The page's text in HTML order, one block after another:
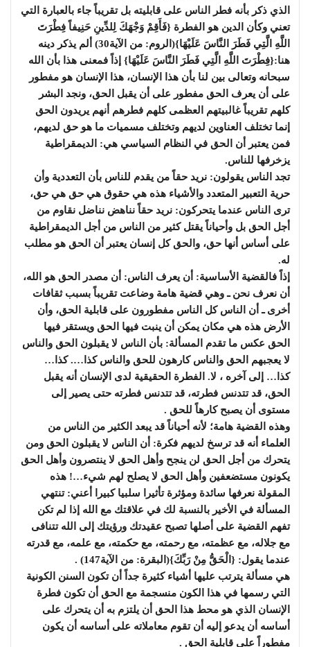
الذي ذكر بأنه فطر الناس على قابليته بل تقريباً جاء بالعبارة التي
تعني وكأن الدين هو الفطرة {فَأَقِمْ وَجْهَكَ لِلدِّينِ حَنِيفاً فِطْرَتَ
اللَّهِ الَّتِي فَطَرَ النَّاسَ عَلَيْهَا}(الروم: من الآية30) ألم يذكر دينه
هنا:{فِطْرَتَ اللَّهِ الَّتِي فَطَرَ النَّاسَ عَلَيْهَا} إذاً فمعنى هذا بأن الله
سبحانه وتعالى بين لنا بأن هذا الإنسان، هذا الإنسان هو مفطور
على أن يعرف الحق مفطور على أن يقبل الحق، ونجد البشر
كلهم تقريباً غالبيتهم العظمى كلهم فطرهم أنهم يريدون الحق
إنما تختلف العناوين لديهم وتختلف مسميات ما هو حق لديهم،
فمن يعتبر أن الحق في النظام السياسي هي: الديمقراطية
يزخرفها للناس.
تجد الناس يقولون: نريد حقاً من يقدم للناس بأن التعددية وأن
حرية التعبير المتعدد والأشياء هذه هي حقوق هي حق هي حق،
ترى الناس عندما يتحركون: نريد حقاً نناهض نناضل نقاوم من
أجل الحق بل وأحياناً يقتل كثير من الناس من أجل الديمقراطية
على أساس أنها حق، والحق كل إنسان يعتبر أن الحق هو مطلب
له.
إذاً فالقضية الأساسية: أن يعرف الناس: أن مصدر الحق هو الله،
أن نعرف نحن ـ وهي قضية هامة وضاعت تقريباً بسبب ثقافات
أخرى ـ أن الناس كل الناس مفطورون على قابلية الحق، وأن
الأرض هذه هي مكان يمكن أن ينبت فيها الحق ويستقر فيها
الحق عكس ما تقدم المسألة: بأن الناس لا يقبلون الحق والناس
لا يعجبهم الحق والناس كارهون للحق والناس كذا…. كذا…
كذا… إلى آخره ، لا. الفطرة الحقيقية لدى الإنسان أنه يقبل
الحق، قد تتدنس فطرته، قد تتدنس فطرته حتى يصير إلى
مستوى أن يصبح كارهاً للحق .
وهذه القضية هامة؛ لأنه أحياناً قد يبعد الكثير من الناس من
العلماء أنه قد ترسخ لديهم فكرة: أن الناس لا يقبلون الحق ومن
يتحرك من أجل الحق لن ينجح وأهل الحق لا ينتصرون وأهل الحق
يكونون مستضعفين وأهل الحق لا يصلح لهم شيء…! هذه
المقولة نعرفها سائدة ومؤثرة تأثيرا سلبيا كبيرا أعني: تنتهي
المسألة في الأخير بالنسبة لك في علاقتك مع الله إذا لم تكن
تفهم القضية على أصلها تصبح عقيدتك ورؤيتك إلى الله تتنافى
مع جلاله، مع عظمته، مع رحمته، مع حكمته، مع علمه، مع قدرته
عندما يقول: {الْحَقُّ مِنْ رَبِّكَ}(البقرة: من الآية147) .
هي مسألة يترتب عليها أشياء كثيرة جداً أن تكون السنن الكونية
التي رسمها في هذا الكون منسجمة مع الحق أن تكون فطرة
الإنسان الذي هو محط هذا الحق أن يلتزم به أن يتحرك على
أساسه أن يدعو إليه أن تقوم معاملاته على أساسه أن يكون
مفطوراً على قابلية الحق .